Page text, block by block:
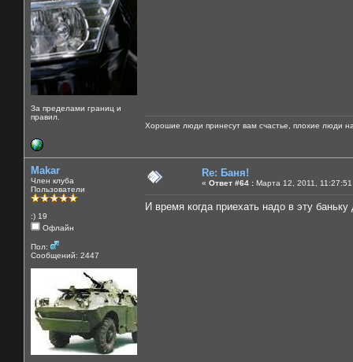
За пределами границ и
правил.
Хорошие люди принесут вам счастье, плохие люди
Makar
Член клуба
Пользователи
:) 19
Офлайн
Пол:
Сообщений: 2447
Re: Баня!
« Ответ #64 : Марта 12, 2011,
И время когда приехать надо в эту